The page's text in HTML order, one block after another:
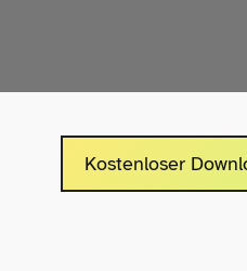
Kostenloser